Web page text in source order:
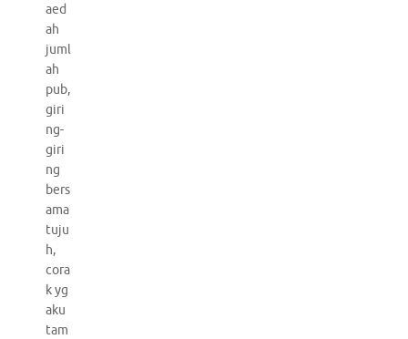
aed
ah
juml
ah
pub,
giri
ng-
giri
ng
bers
ama
tuju
h,
cora
k yg
aku
tam